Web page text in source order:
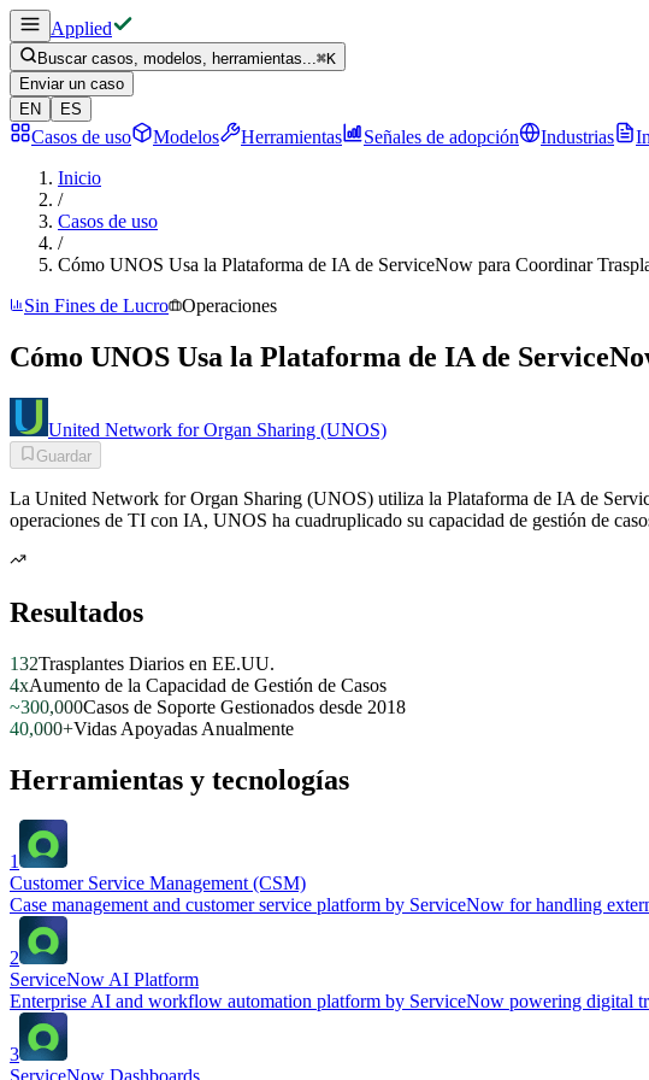
Applied
Buscar casos, modelos, herramientas...⌘K
Enviar un caso
EN
ES
Casos de uso Modelos Herramientas Señales de adopción Industrias
Inicio
/
Casos de uso
/
Cómo UNOS Usa la Plataforma de IA de ServiceNow para Coordinar
Sin Fines de Lucro
Operaciones
Cómo UNOS Usa la Plataforma de IA de
United Network for Organ Sharing (UNOS)
Guardar
La United Network for Organ Sharing (UNOS) utiliza la Plataforma de IA de
operaciones de TI con IA, UNOS ha cuadruplicado su capacidad de gestión de
Resultados
132Trasplantes Diarios en EE.UU.
4xAumento de la Capacidad de Gestión de Casos
~300,000Casos de Soporte Gestionados desde 2018
40,000+Vidas Apoyadas Anualmente
Herramientas y tecnologías
1
Customer Service Management (CSM)
Case management and customer service platform by ServiceNow for handling
2
ServiceNow AI Platform
Enterprise AI and workflow automation platform by ServiceNow powering digital
3